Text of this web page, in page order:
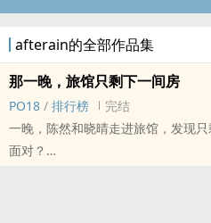
afterain的全部作品集
那一晚，旅馆只剩下一间房
PO18 / 排行榜
完结
一晚，陈然和晓晴走进旅馆，发现
面对？